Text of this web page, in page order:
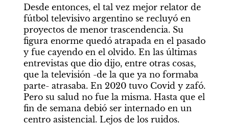
Desde entonces, el tal vez mejor relator de
fútbol televisivo argentino se recluyó en
proyectos de menor trascendencia. Su
figura enorme quedó atrapada en el pasado
y fue cayendo en el olvido. En las últimas
entrevistas que dio dijo, entre otras cosas,
que la televisión -de la que ya no formaba
parte- atrasaba. En 2020 tuvo Covid y zafó.
Pero su salud no fue la misma. Hasta que el
fin de semana debió ser internado en un
centro asistencial. Lejos de los ruidos.